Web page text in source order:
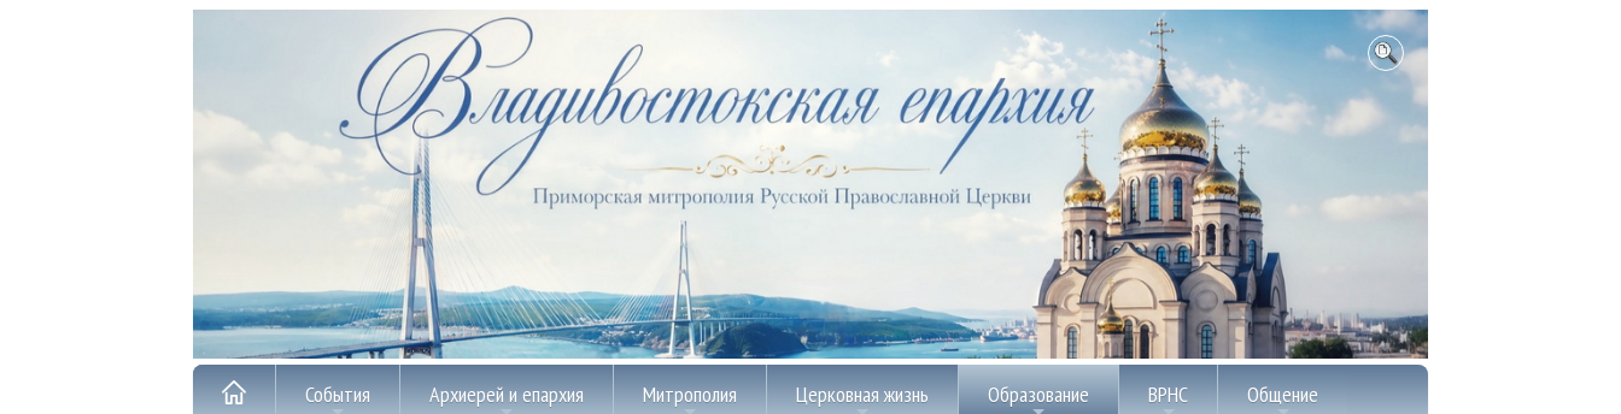
События Архиерей и епархия Митрополия Церковная жизнь Образование ВРНС Общение